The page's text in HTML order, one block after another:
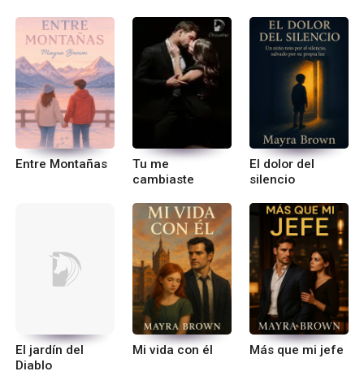
Entre Montañas
Tu me
cambiaste
El dolor del
silencio
El jardín del
Diablo
Mi vida con él Más que mi jefe